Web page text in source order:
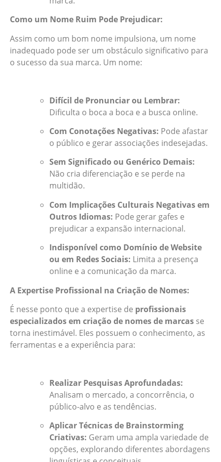
Como um Nome Ruim Pode Prejudicar:
Assim como um bom nome impulsiona, um nome
inadequado pode ser um obstáculo significativo para
o sucesso da sua marca. Um nome:
Difícil de Pronunciar ou Lembrar:
Dificulta o boca a boca e a busca online.
Com Conotações Negativas: Pode afastar
o público e gerar associações indesejadas.
Sem Significado ou Genérico Demais:
Não cria diferenciação e se perde na
multidão.
Com Implicações Culturais Negativas em
Outros Idiomas: Pode gerar gafes e
prejudicar a expansão internacional.
Indisponível como Domínio de Website
ou em Redes Sociais: Limita a presença
online e a comunicação da marca.
A Expertise Profissional na Criação de Nomes:
É nesse ponto que a expertise de profissionais
especializados em criação de nomes de marcas se
torna inestimável. Eles possuem o conhecimento, as
ferramentas e a experiência para:
Realizar Pesquisas Aprofundadas:
Analisam o mercado, a concorrência, o
público-alvo e as tendências.
Aplicar Técnicas de Brainstorming
Criativas: Geram uma ampla variedade de
opções, explorando diferentes abordagens